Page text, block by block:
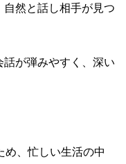
然と話し相手が見つ
が弾みやすく、深い
め、忙しい生活の中